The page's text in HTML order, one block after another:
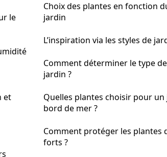
le
et
Choix des plantes en fonction
jardin
L’inspiration via les styles de
Comment déterminer le type
jardin ?
Quelles plantes choisir pour un
bord de mer ?
Comment protéger les plantes
forts ?